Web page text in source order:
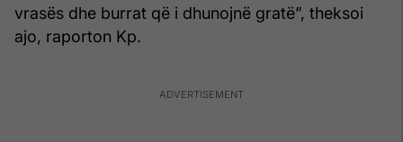
vrasës dhe burrat që i dhunojnë gratë”, theksoi
ajo, raporton Kp.